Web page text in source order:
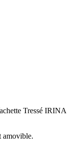
Tressé IRINA
amovible.